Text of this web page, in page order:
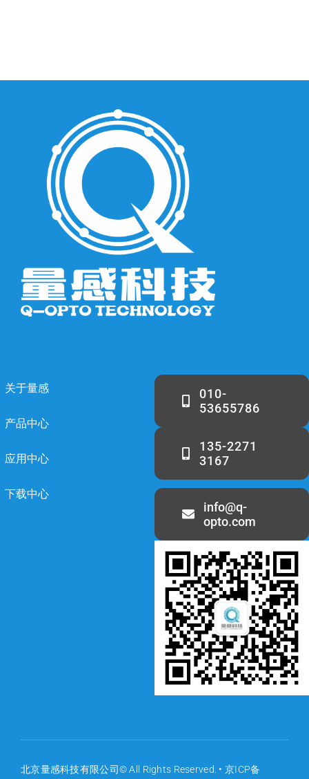
关于量感
产品中心
应用中心
下载中心
010-
53655786
135-2271
3167
info@q-
opto.com
北京量感科技有限公司© All Rights Reserved. • 京ICP备